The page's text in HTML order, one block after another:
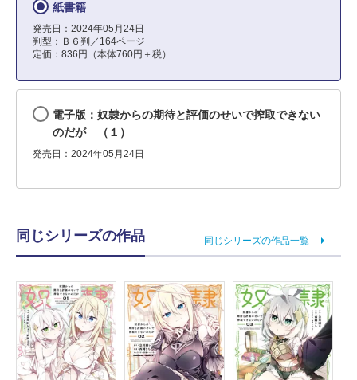
紙書籍
発売日：2024年05月24日
判型：Ｂ６判／164ページ
定価：836円（本体760円＋税）
電子版：奴隷からの期待と評価のせいで搾取できない
のだが （１）
発売日：2024年05月24日
同じシリーズの作品 同じシリーズの作品一覧